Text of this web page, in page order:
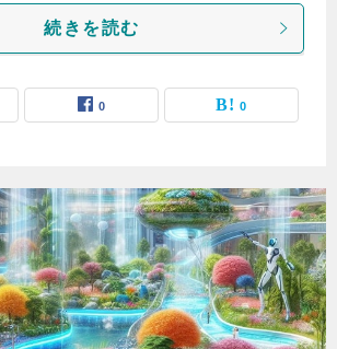
続きを読む
0 0